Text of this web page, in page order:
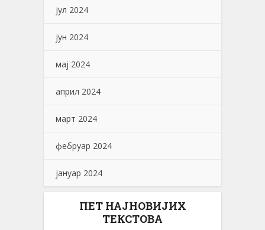
јул 2024
јун 2024
мај 2024
април 2024
март 2024
фебруар 2024
јануар 2024
ПЕТ НАЈНОВИЈИХ
ТЕКСТОВА